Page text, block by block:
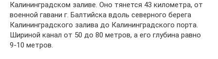
Калининградском заливе. Оно тянется 43 километра, от
военной гавани г. Балтийска вдоль северного берега
Калининградского залива до Калининградского порта.
Шириной канал от 50 до 80 метров, а его глубина равно
9-10 метров.